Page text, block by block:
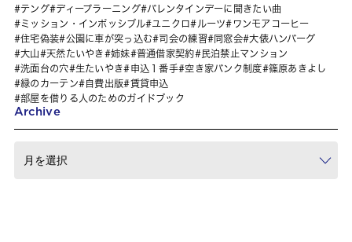
テング
ディープラーニング
バレンタインデーに聞きたい曲
ミッション・インポッシブル
ユニクロ ルーツ
ワンモアコーヒー
住宅偽装
公園に車が突っ込む 司会の練習 同窓会
大俵ハンバーグ
大山
天然たいやき 姉妹 普通借家契約
民泊禁止マンション
洗面台の穴
生たいやき 申込１番手 空き家バンク制度
篠原あきよし
緑のカーテン
自費出版
賃貸申込
部屋を借りる人のためのガイドブック
Archive